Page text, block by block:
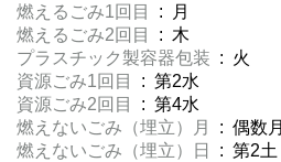
燃えるごみ1回目
: 月
燃えるごみ2回目
: 木
プラスチック製容器包装 : 火
資源ごみ1回目
: 第2水
資源ごみ2回目
: 第4水
燃えないごみ（埋立）月
: 偶数月
燃えないごみ（埋立）日
: 第2土